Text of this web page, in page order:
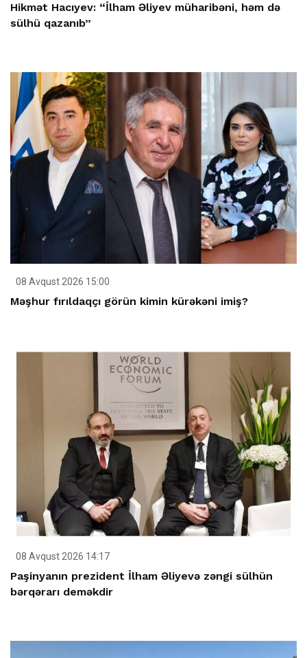
Hikmət Hacıyev: “İlham Əliyev müharibəni, həm də
sülhü qazanıb”
08 Avqust 2026 15:00
Məşhur fırıldaqçı görün kimin kürəkəni imiş?
08 Avqust 2026 14:17
Paşinyanın prezident İlham Əliyevə zəngi sülhün
bərqərarı deməkdir